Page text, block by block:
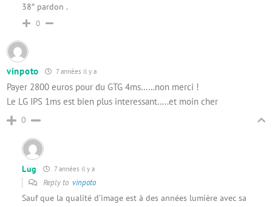
38″ pardon .
0
vinpoto 7 années il y a
Payer 2800 euros pour du GTG 4ms……non merci !
Le LG IPS 1ms est bien plus interessant…..et moin cher
0
Lug 7 années il y a
Reply to vinpoto
Sauf que la qualité d’image est à des années lumière avec sa